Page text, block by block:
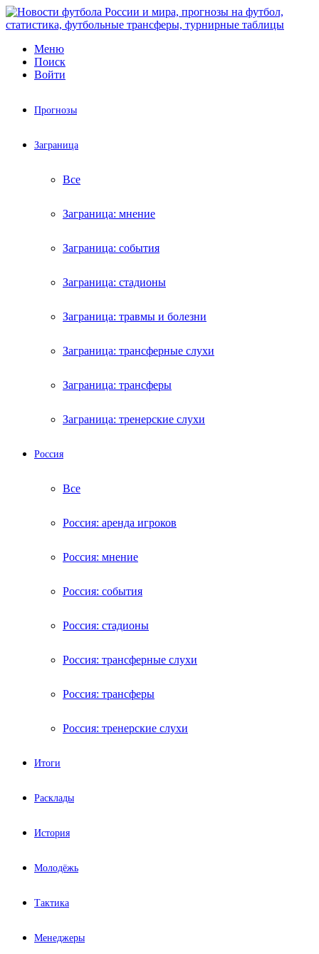
Меню
Поиск
Войти
Прогнозы
Заграница
Все
Заграница: мнение
Заграница: события
Заграница: стадионы
Заграница: травмы и болезни
Заграница: трансферные слухи
Заграница: трансферы
Заграница: тренерские слухи
Россия
Все
Россия: аренда игроков
Россия: мнение
Россия: события
Россия: стадионы
Россия: трансферные слухи
Россия: трансферы
Россия: тренерские слухи
Итоги
Расклады
История
Молодёжь
Тактика
Менеджеры